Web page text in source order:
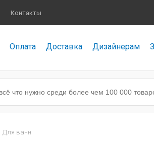
Контакты
Оплата Доставка Дизайнерам
Для ванн